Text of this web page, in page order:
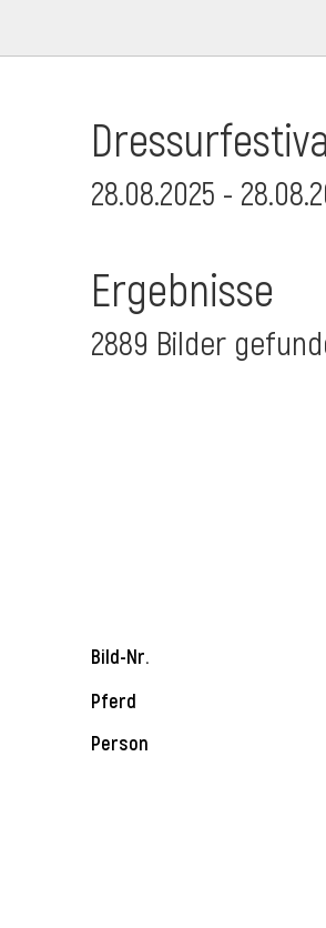
28.08.2025 -
Ergebnisse
2889 Bilder
Bild-Nr.
Pferd
Person